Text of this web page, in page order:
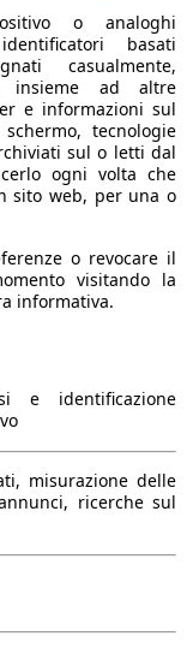
o analoghi
basati
casualmente,
insieme ad altre
e informazioni sul
tecnologie
sul o letti dal
ogni volta che
sito web, per una o
o revocare il
visitando la
informativa.
e identificazione
misurazione delle
ricerche sul